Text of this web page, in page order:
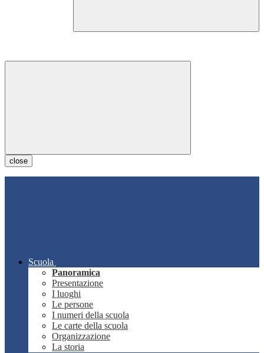
close
Scuola
Panoramica
Presentazione
I luoghi
Le persone
I numeri della scuola
Le carte della scuola
Organizzazione
La storia